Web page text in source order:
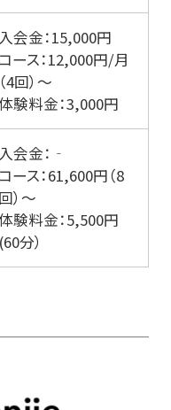
入会金：15,000円
コース：12,000円/月
（4回）～
験料金：3,000円
入会金：‐
コース：61,600円（8
回）～
験料金：5,500円
(60分）